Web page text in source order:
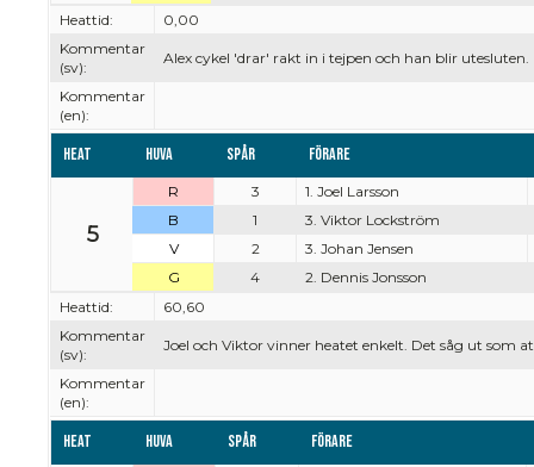
Heattid:
0,00
Kommentar
(sv):
Alex cykel 'drar' rakt in i tejpen och han blir
Kommentar
(en):
Heat Huva Spår Förare
5
R 3
1. Joel Larsson
B
1
3. Viktor Lockström
V
2
3. Johan Jensen
G
4
2. Dennis Jonsson
Heattid:
60,60
Kommentar
(sv):
Joel och Viktor vinner heatet enkelt. Det såg ut som
Kommentar
(en):
Heat Huva Spår Förare